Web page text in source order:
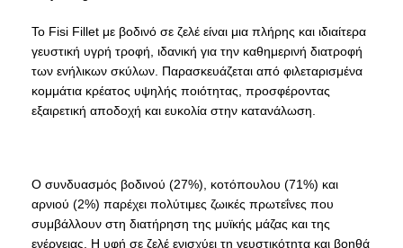
Το Fisi Fillet με βοδινό σε ζελέ είναι μια πλήρης και ιδιαίτερα
γευστική υγρή τροφή, ιδανική για την καθημερινή διατροφή
των ενήλικων σκύλων. Παρασκευάζεται από φιλεταρισμένα
κομμάτια κρέατος υψηλής ποιότητας, προσφέροντας
εξαιρετική αποδοχή και ευκολία στην κατανάλωση.
Ο συνδυασμός βοδινού (27%), κοτόπουλου (71%) και
αρνιού (2%) παρέχει πολύτιμες ζωικές πρωτεΐνες που
συμβάλλουν στη διατήρηση της μυϊκής μάζας και της
ενέργειας. Η υφή σε ζελέ ενισχύει τη γευστικότητα και βοηθά